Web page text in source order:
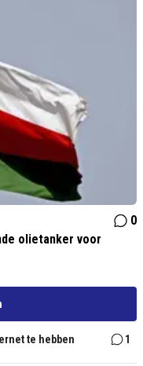
0
olietanker voor
te hebben 1